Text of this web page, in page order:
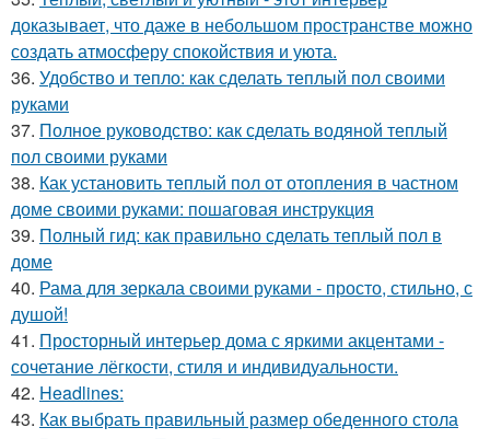
доказывает, что даже в небольшом пространстве можно
создать атмосферу спокойствия и уюта.
36. Удобство и тепло: как сделать теплый пол своими
руками
37. Полное руководство: как сделать водяной теплый
пол своими руками
38. Как установить теплый пол от отопления в частном
доме своими руками: пошаговая инструкция
39. Полный гид: как правильно сделать теплый пол в
доме
40. Рама для зеркала своими руками - просто, стильно, с
душой!
41. Просторный интерьер дома с яркими акцентами -
сочетание лёгкости, стиля и индивидуальности.
42. Headlines:
43. Как выбрать правильный размер обеденного стола